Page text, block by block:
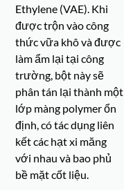
Ethylene (VAE). Khi
được trộn vào công
thức vữa khô và được
làm ẩm lại tại công
trường, bột này sẽ
phân tán lại thành một
lớp màng polymer ổn
định, có tác dụng liên
kết các hạt xi măng
với nhau và bao phủ
bề mặt cốt liệu.